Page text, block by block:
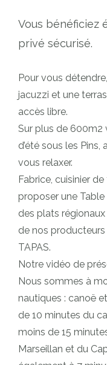
Vous bénéficiez
privé sécurisé.
Pour vous
jacuzzi et une
accès libre.
Sur plus de 600m2
d’été sous les
vous relaxer.
Fabrice, cuisinier
proposer une Table
des plats
de nos
TAPAS.
Notre vidéo de
Nous sommes à
nautiques : canoë
de 10 minutes du
moins de 15
Marseillan et du